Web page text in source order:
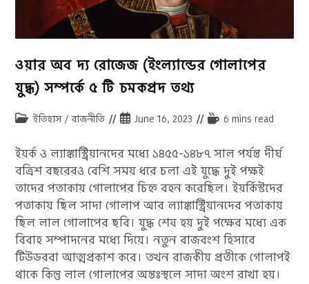
ওয়ার অব দ্য রোজেজ (ইংল্যান্ডের গোলাপের
যুদ্ধ) সম্পর্কে ৫ টি চমকপ্রদ তথ্য
Postইতিহাস / রাজনীতি
PostJune 16, 2023
Reading6 mins read
ইয়র্ক ও ল্যাঙ্কাস্ট্রিয়ানদের মধ্যে ১৪৫৫-১৪৮৭ সাল পর্যন্ত দীর্ঘ
বত্রিশ বছরেরও বেশি সময় ধরে চলা এই যুদ্ধে দুই পক্ষই
তাদের পতাকায় গোলাপের চিহ্ন বহন করেছিল। ইয়র্কিস্টদের
পতাকায় ছিল সাদা গোলাপ আর ল্যাঙ্কাস্ট্রিয়ানদের পতাকায়
ছিল লাল গোলাপের ছবি। যুদ্ধ শেষ হয় দুই পক্ষের মধ্যে এক
বিবাহ সম্পাদনের মধ্যে দিয়ে। নতুন রাজবংশ হিসাবে
টিউডররা আত্মপ্রকাশ করে। তখন রাজকীয় প্রতীকে গোলাপই
থাকে কিন্তু লাল গোলাপের অন্তঃস্থলে সাদা অংশ রাখা হয়।